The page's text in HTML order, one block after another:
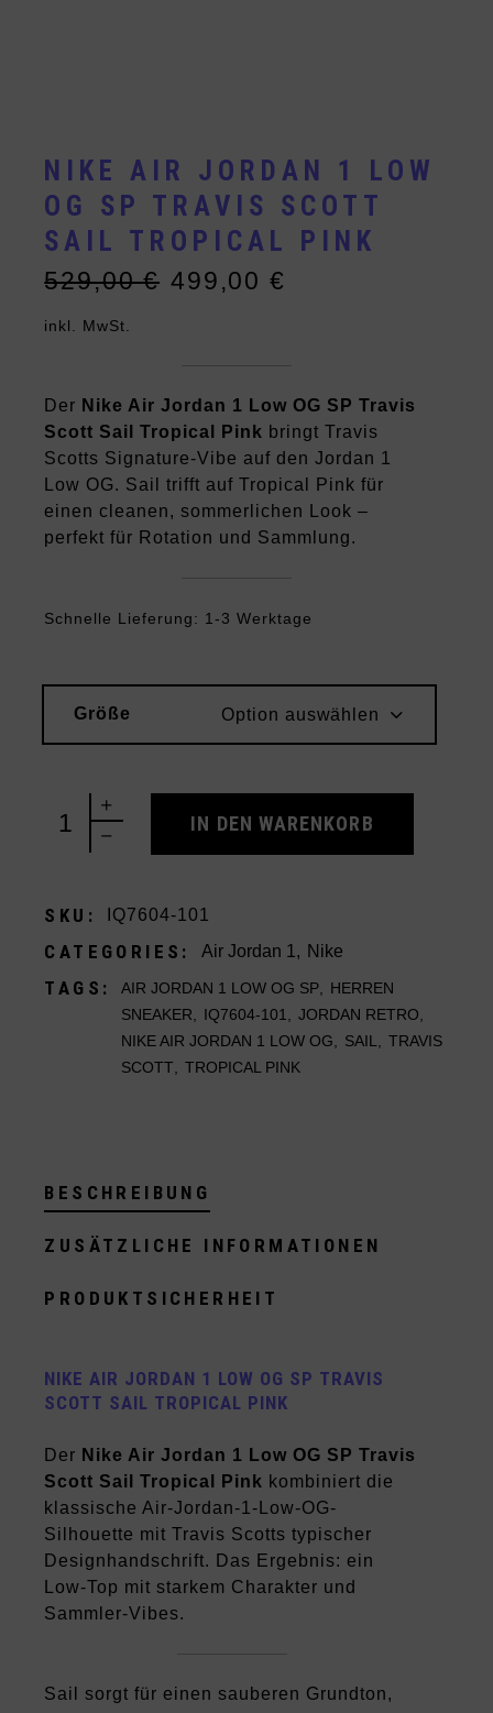
NIKE AIR JORDAN 1 LOW
OG SP TRAVIS SCOTT
SAIL TROPICAL PINK
529,00€
Ursprünglicher
Preis
499,00 €
Aktueller
Preis
inkl. MwSt.
Der Nike Air Jordan 1 Low OG SP Travis
Scott Sail Tropical Pink bringt Travis
Scotts Signature-Vibe auf den Jordan 1
Low OG. Sail trifft auf Tropical Pink für
einen cleanen, sommerlichen Look –
perfekt für Rotation und Sammlung.
Schnelle Lieferung: 1-3 Werktage
Größe Option auswählen
Nike Air Jordan 1 Low OG SP Travis Scott Sail
IN DEN WARENKORB
SKU: IQ7604-101
CATEGORIES: Air Jordan 1 , Nike
TAGS: AIR JORDAN 1 LOW OG SP
HERREN
SNEAKER
IQ7604-101 ,JORDAN RETRO
NIKE AIR JORDAN 1 LOW OG
SAIL ,TRAVIS
SCOTT ,TROPICAL PINK
BESCHREIBUNG
ZUSÄTZLICHE INFORMATIONEN
PRODUKTSICHERHEIT
NIKE AIR JORDAN 1 LOW OG SP TRAVIS
SCOTT SAIL TROPICAL PINK
Der Nike Air Jordan 1 Low OG SP Travis
Scott Sail Tropical Pink kombiniert die
klassische Air-Jordan-1-Low-OG-
Silhouette mit Travis Scotts typischer
Designhandschrift. Das Ergebnis: ein
Low-Top mit starkem Charakter und
Sammler-Vibes.
Sail sorgt für einen sauberen Grundton,